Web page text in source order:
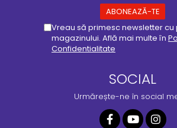
Vreau să primesc newsletter
magazinului. Află mai multe în
Confidentialitate
SOCIAL
Urmărește-ne în social